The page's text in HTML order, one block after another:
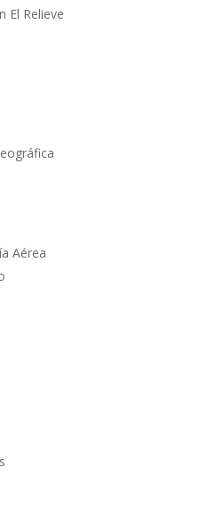
El Relieve
Aérea